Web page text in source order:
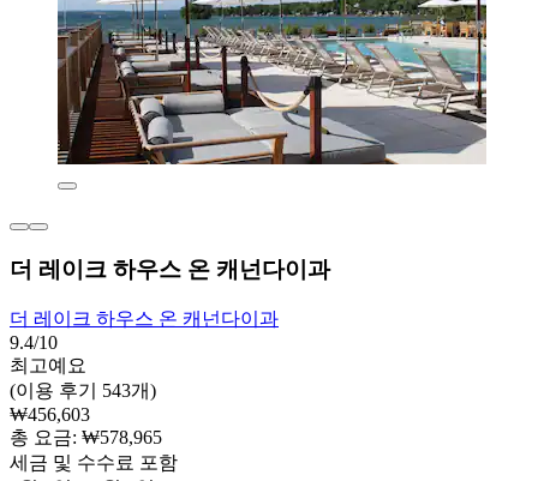
더 레이크 하우스 온 캐넌다이과
더 레이크 하우스 온 캐넌다이과
9.4/10
최고예요
(이용 후기 543개)
₩456,603
총 요금: ₩578,965
세금 및 수수료 포함